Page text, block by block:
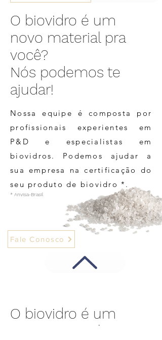
O biovidro é um
novo material pra
você?
Nós podemos te
ajudar!
Nossa equipe é composta por
profissionais experientes em
P&D e especialistas em
biovidros. Podemos ajudar a
sua empresa na certificação do
seu produto de biovidro *.
* Anvisa-Brasil
Fale Conosco
O biovidro é um
novo material para